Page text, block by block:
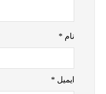
نام *
ایمیل *